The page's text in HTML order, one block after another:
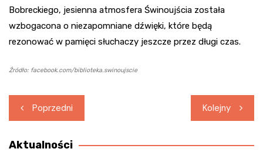
Bobreckiego, jesienna atmosfera Świnoujścia została
wzbogacona o niezapomniane dźwięki, które będą
rezonować w pamięci słuchaczy jeszcze przez długi czas.
Źródło: facebook.com/biblioteka.swinoujscie
Nawigacja
wpisu
Poprzedni Kolejny
Aktualności